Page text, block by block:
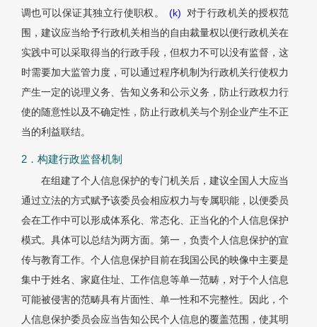
调也可以保证其独立行使职权。
(k) 对于行政机关的授权范
围，建议应当给予行政机关相当的自由裁量权以便行政机关在
实践中可以采取得当的行政手段，但权力不可以没有监督，这
时需要加大监管力度，可以通过程序机制为行政机关行使权力
产生一定的说理义务、告知义务和公示义务，防止行政权力行
使的随意性以及不确定性，防止行政机关与个别企业产生不正
当的利益联结。
2．构建行政监督机制
在组建了个人信息保护的专门机关后，建议全国人大应当
通过立法的方式赋予该委员会相应权力与专属职能，以便委员
会在工作中可以形成体系化、常态化、正当化的个人信息保护
模式。具体可以总结为两方面。第一，负责个人信息保护的宣
传与教育工作。个人信息保护目前在我国公民的映像中主要是
集中于姓名、家庭住址、工作信息等单一范畴，对于个人信息
可能被侵害的范畴具有片面性、单一性和不完整性。因此，个
人信息保护委员会应当告知公民个人信息的覆盖范围，使其明